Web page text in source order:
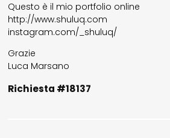
Questo è il mio portfolio online
http://www.shuluq.com
instagram.com/_shuluq/
Grazie
Luca Marsano
Richiesta #18137